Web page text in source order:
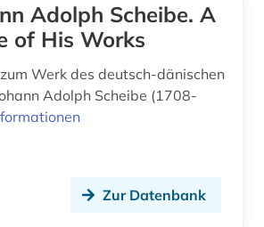
Adolph Scheibe. A
of His Works
Werk des deutsch-dänischen
Adolph Scheibe (1708-
Zur Datenbank